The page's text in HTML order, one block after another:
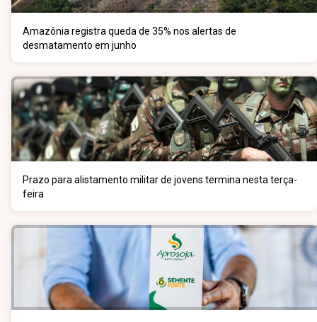
Amazônia registra queda de 35% nos alertas de
desmatamento em junho
Prazo para alistamento militar de jovens termina nesta terça-
feira